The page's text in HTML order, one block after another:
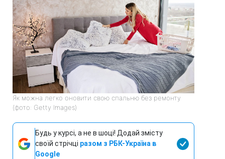
Як можна легко оновити свою спальню без ремонту
(фото: Getty Images)
Будь у курсі, а не в шоці! Додай змісту
своїй стрічці разом з РБК-Україна в
Google